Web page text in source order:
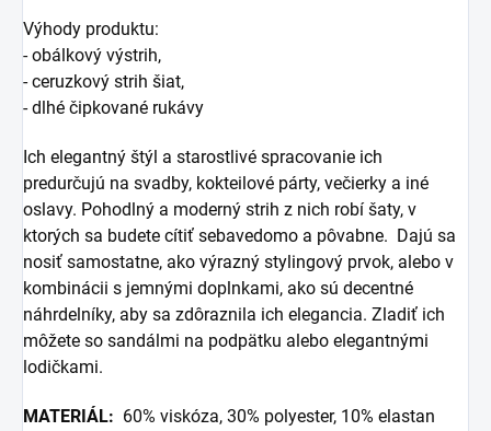
Výhody produktu:
- obálkový výstrih,
- ceruzkový strih šiat,
- dlhé čipkované rukávy
Ich elegantný štýl a starostlivé spracovanie ich
predurčujú na svadby, kokteilové párty, večierky a iné
oslavy. Pohodlný a moderný strih z nich robí šaty, v
ktorých sa budete cítiť sebavedomo a pôvabne. Dajú sa
nosiť samostatne, ako výrazný stylingový prvok, alebo v
kombinácii s jemnými doplnkami, ako sú decentné
náhrdelníky, aby sa zdôraznila ich elegancia. Zladiť ich
môžete so sandálmi na podpätku alebo elegantnými
lodičkami.
MATERIÁL: 60% viskóza, 30% polyester, 10% elastan